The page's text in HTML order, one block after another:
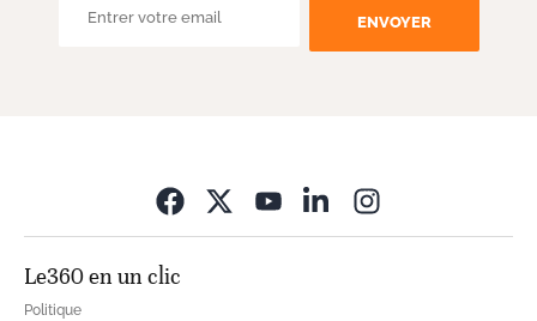
ENVOYER
Le360 en un clic
Politique